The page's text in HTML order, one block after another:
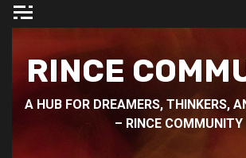
Skip
RINCE
A HUB FOR DREAMERS, THINKERS,
– RINCE COMMUNITY